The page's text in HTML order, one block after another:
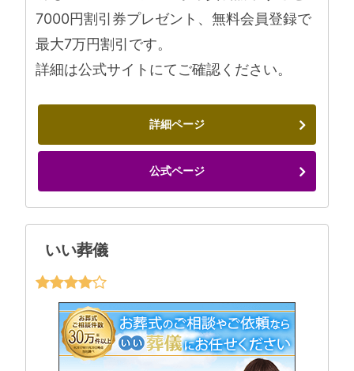
7000円割引券プレゼント、無料会員登録で
最大7万円割引です。
詳細は公式サイトにてご確認ください。
詳細ページ
公式ページ
いい葬儀